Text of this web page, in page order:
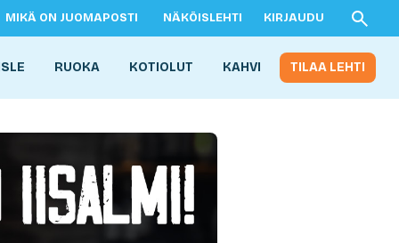
MIKÄ ON JUOMAPOSTI NÄKÖISLEHTI KIRJAUDU
RUOKA KOTIOLUT KAHVI TILAA LEHTI